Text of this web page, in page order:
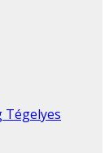
Tégelyes